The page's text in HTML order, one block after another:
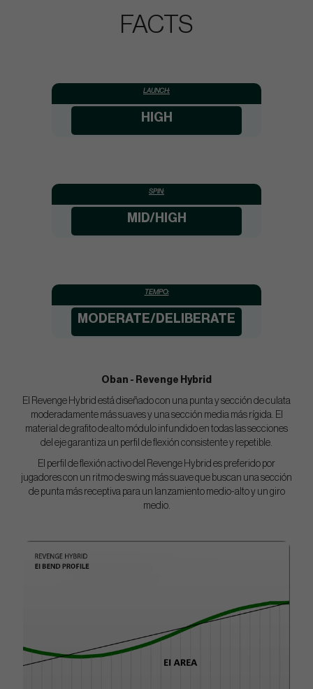
FACTS
LAUNCH:
HIGH
SPIN:
MID/HIGH
TEMPO:
MODERATE/DELIBERATE
Oban - Revenge Hybrid
El Revenge Hybrid está diseñado con una punta y sección de culata
moderadamente más suaves y una sección media más rígida. El
material de grafito de alto módulo infundido en todas las secciones
del eje garantiza un perfil de flexión consistente y repetible.
El perfil de flexión activo del Revenge Hybrid es preferido por
jugadores con un ritmo de swing más suave que buscan una sección
de punta más receptiva para un lanzamiento medio-alto y un giro
medio.